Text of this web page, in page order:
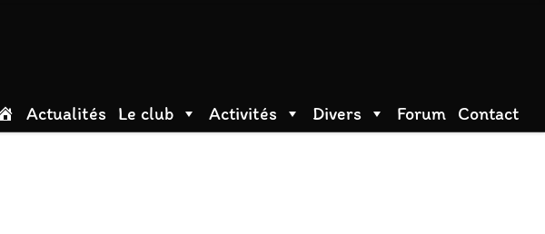
Actualités Le club Activités Divers Forum Contact